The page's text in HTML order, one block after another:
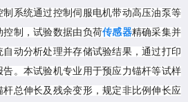
系统通过控制伺服电机带动高压油泵等
制，试验数据由负荷传感器精确采集并
动分析处理并存储试验结果，通过打印
。本试验机专业用于预应力锚杆等试样
总伸长及残余变形，规定非比例伸长应